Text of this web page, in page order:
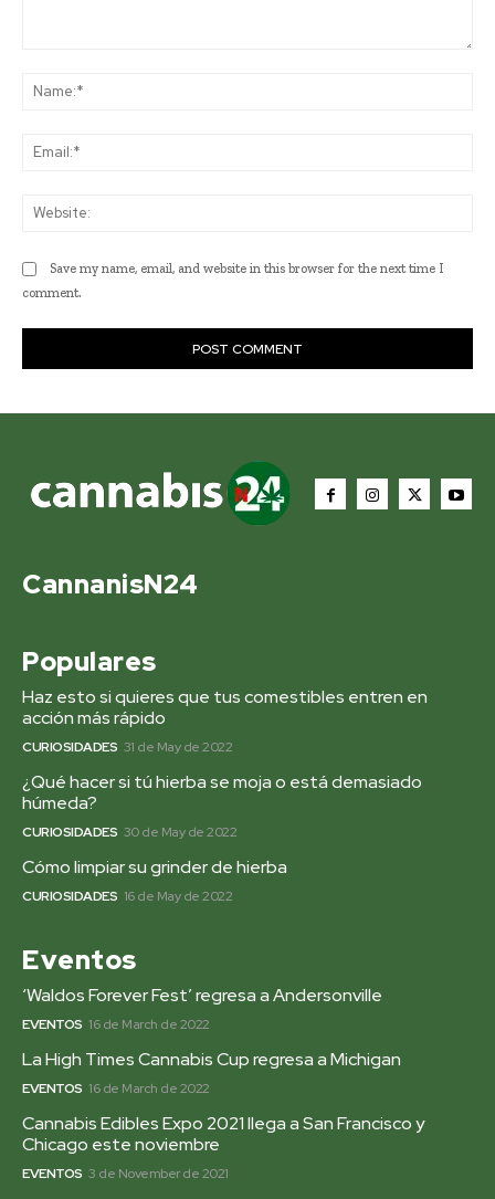
Save my name, email, and website in this browser for the next time I
comment.
CannanisN24
Populares
Haz esto si quieres que tus comestibles entren en
acción más rápido
CURIOSIDADES 31 de May de 2022
¿Qué hacer si tú hierba se moja o está demasiado
húmeda?
CURIOSIDADES 30 de May de 2022
Cómo limpiar su grinder de hierba
CURIOSIDADES 16 de May de 2022
Eventos
‘Waldos Forever Fest’ regresa a Andersonville
EVENTOS 16 de March de 2022
La High Times Cannabis Cup regresa a Michigan
EVENTOS 16 de March de 2022
Cannabis Edibles Expo 2021 llega a San Francisco y
Chicago este noviembre
EVENTOS 3 de November de 2021